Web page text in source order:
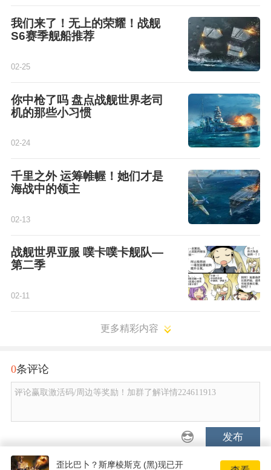
我们来了！无上的荣耀！战舰
S6赛季舰船推荐
02-25
你中枪了吗 盘点战舰世界老司
机的那些小习惯
02-24
千里之外 运筹帷幄！她们才是
海战中的领主
02-13
战舰世界亚服 噗卡噗卡舰队—
第二季
02-11
更多精彩内容
0条评论
评论赢取激活码/周边等奖励！加群了解详情224611913
发布
歪比巴卜？斯摩棱斯克 (黑)现已开